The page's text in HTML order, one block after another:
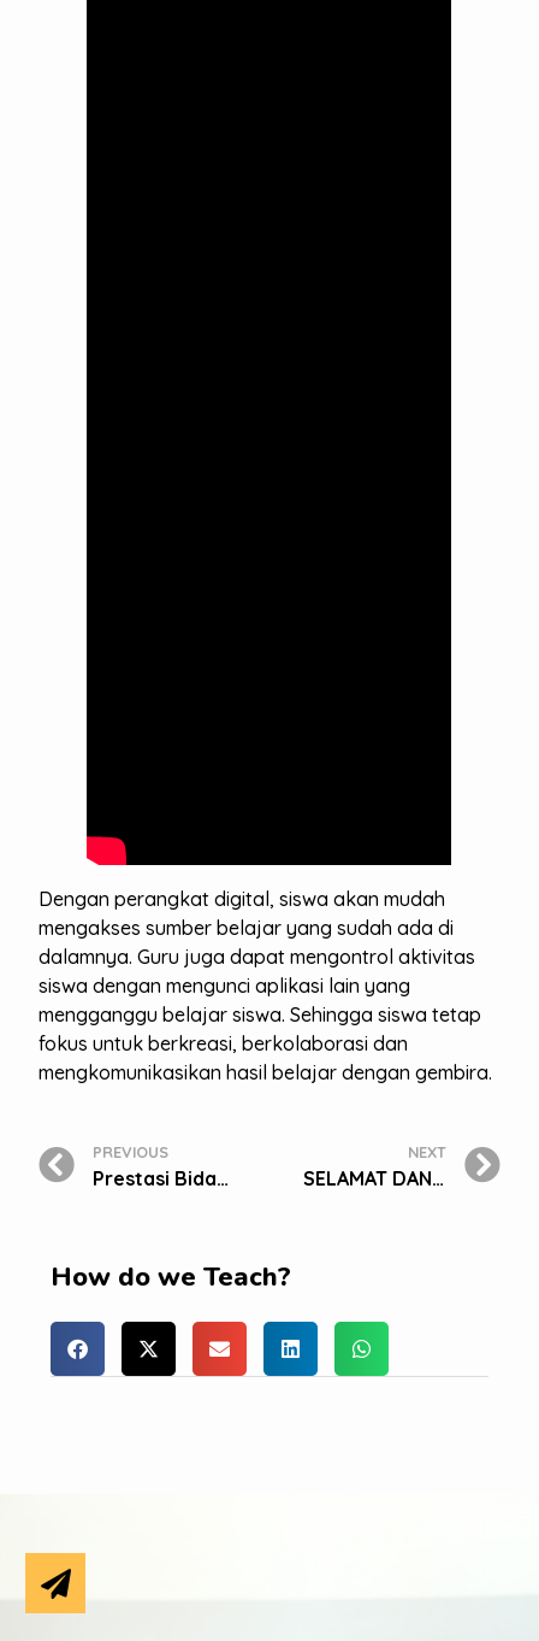
Dengan perangkat digital, siswa akan mudah
mengakses sumber belajar yang sudah ada di
dalamnya. Guru juga dapat mengontrol aktivitas
siswa dengan mengunci aplikasi lain yang
mengganggu belajar siswa. Sehingga siswa tetap
fokus untuk berkreasi, berkolaborasi dan
mengkomunikasikan hasil belajar dengan gembira.
PREVIOUS
Prestasi Bidang Agama Islam Juara 1 dan 2 Ceramah / Da’i Tingkat Kota dan Jabodetabek
NEXT
SELAMAT DAN SUKSES KELAS XII SMA BAKTI MULYA 400
How do we Teach?